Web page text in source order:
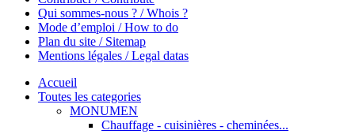
Qui sommes-nous ? / Whois ?
Mode d’emploi / How to do
Plan du site / Sitemap
Mentions légales / Legal datas
Accueil
Toutes les categories
MONUMEN
Chauffage - cuisinières - cheminées...